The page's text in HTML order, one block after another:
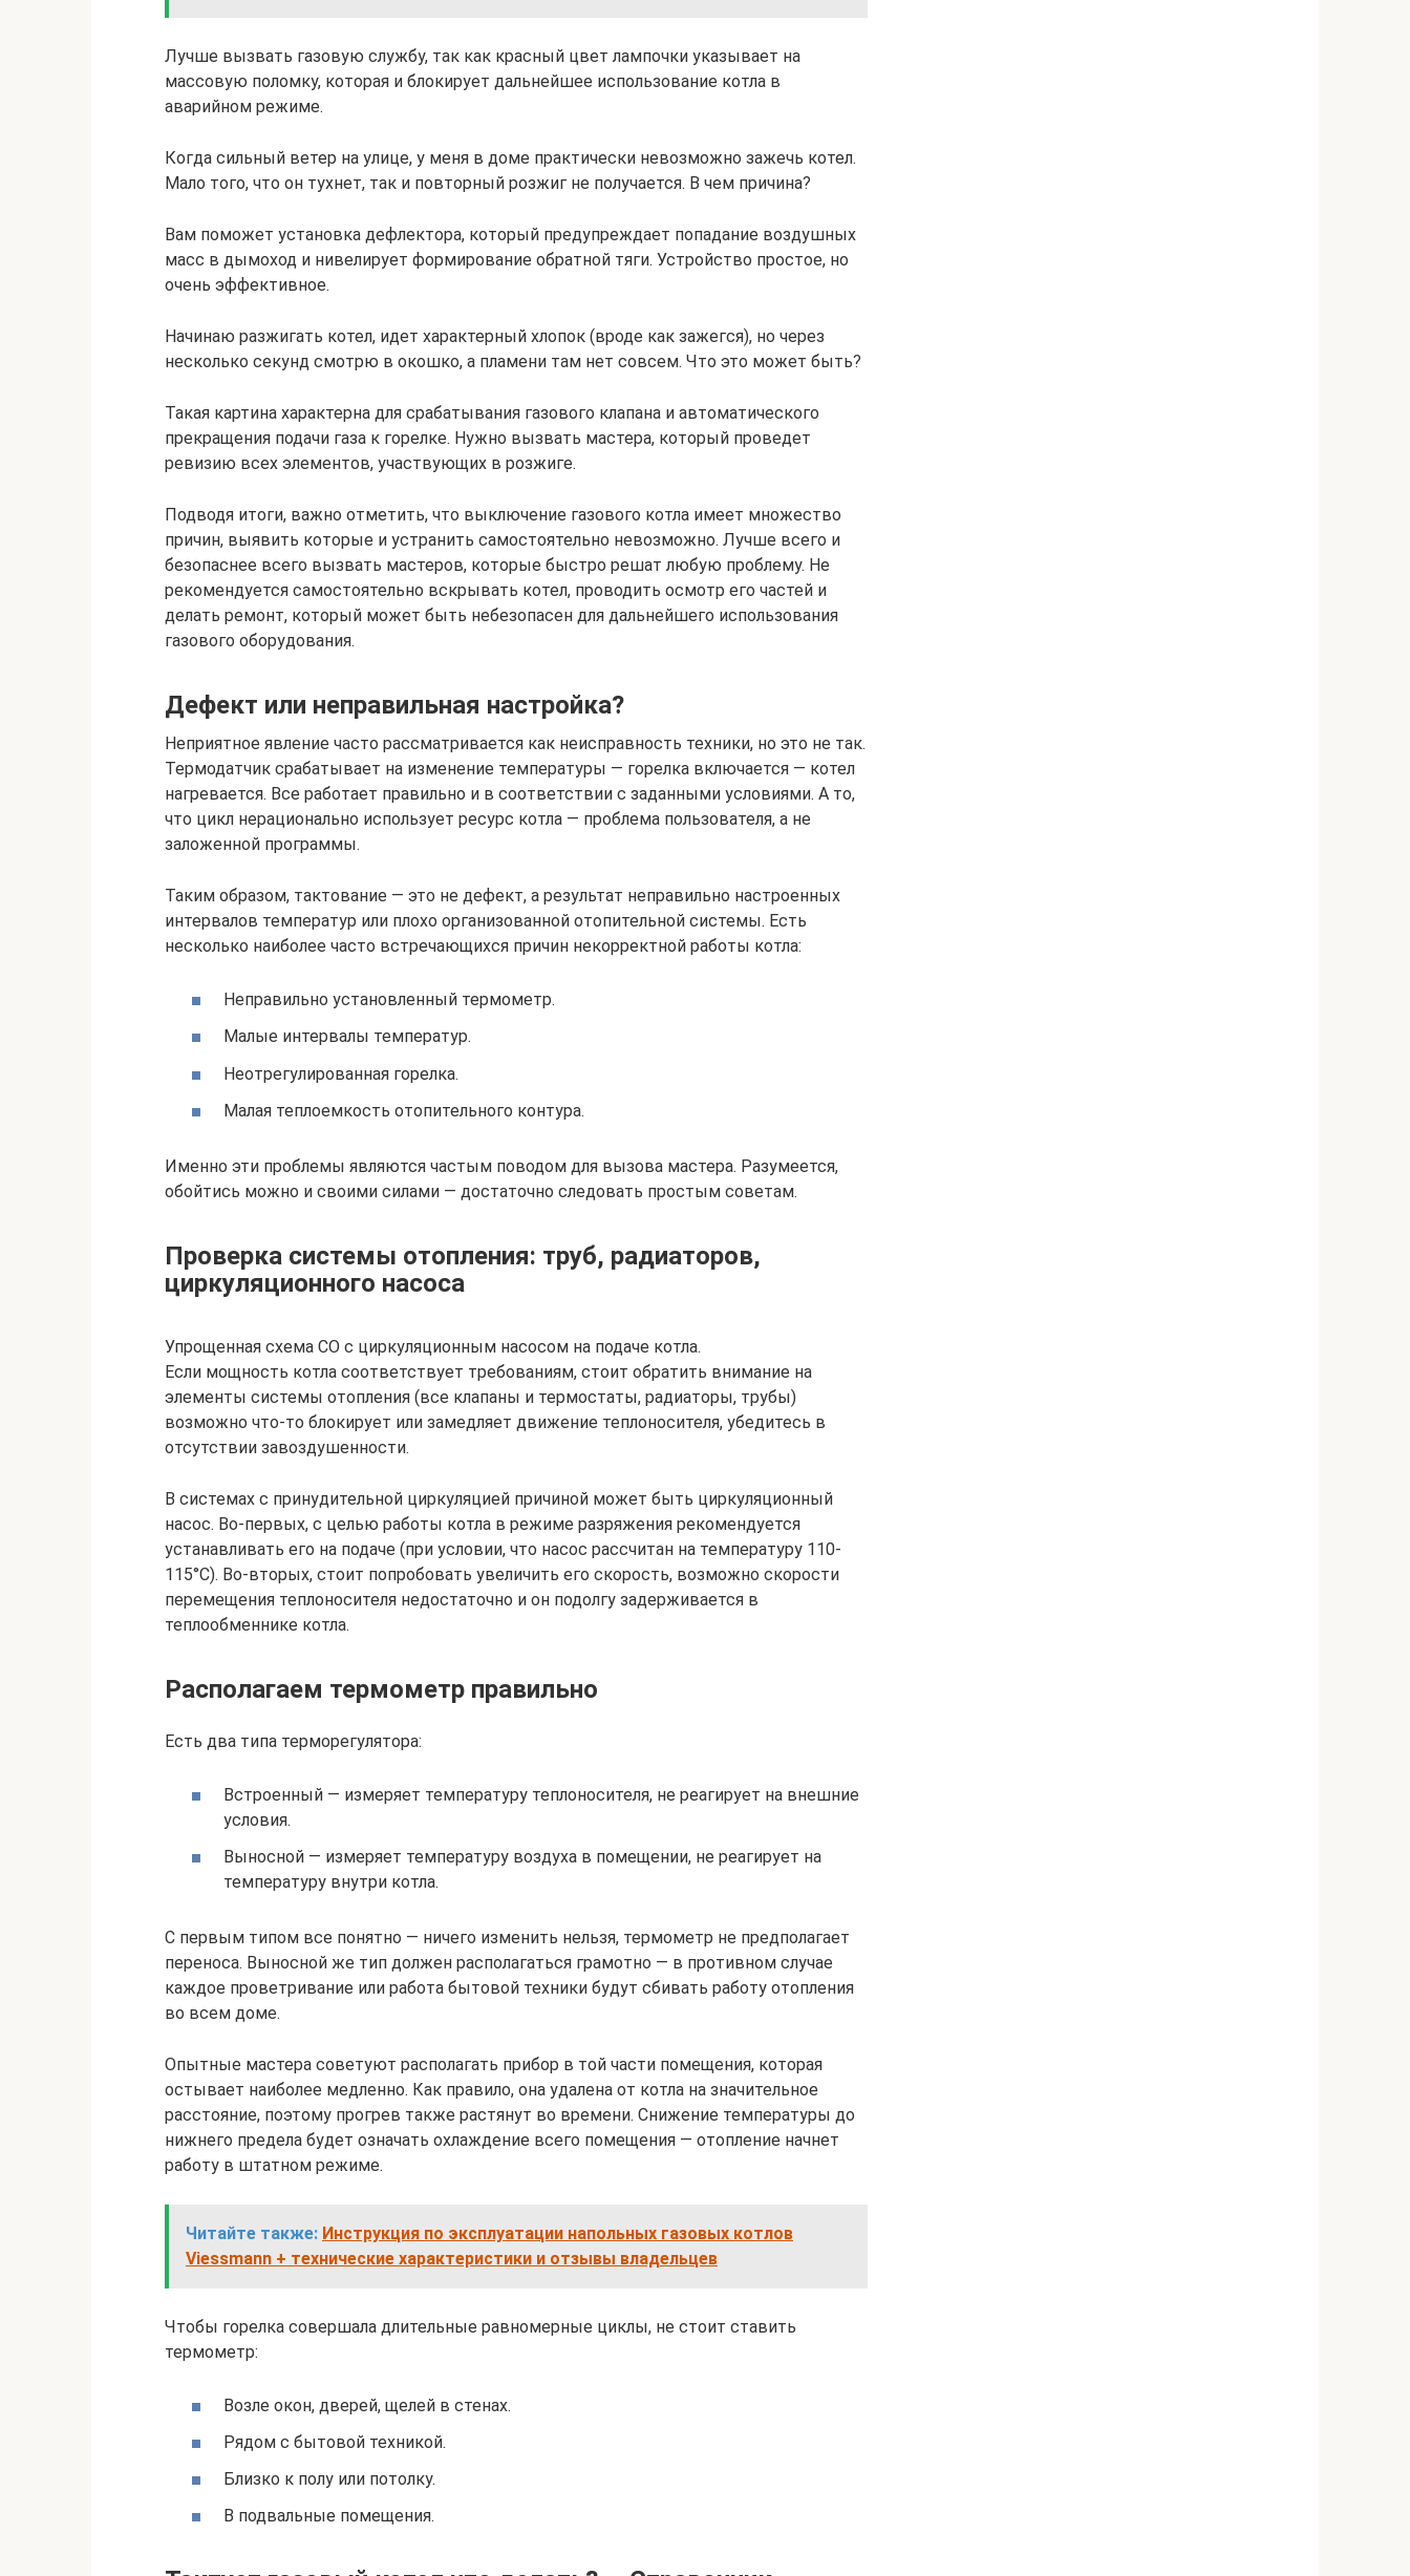
Лучше вызвать газовую службу, так как красный цвет лампочки указывает на
массовую поломку, которая и блокирует дальнейшее использование котла в
аварийном режиме.
Когда сильный ветер на улице, у меня в доме практически невозможно зажечь котел.
Мало того, что он тухнет, так и повторный розжиг не получается. В чем причина?
Вам поможет установка дефлектора, который предупреждает попадание воздушных
масс в дымоход и нивелирует формирование обратной тяги. Устройство простое, но
очень эффективное.
Начинаю разжигать котел, идет характерный хлопок (вроде как зажегся), но через
несколько секунд смотрю в окошко, а пламени там нет совсем. Что это может быть?
Такая картина характерна для срабатывания газового клапана и автоматического
прекращения подачи газа к горелке. Нужно вызвать мастера, который проведет
ревизию всех элементов, участвующих в розжиге.
Подводя итоги, важно отметить, что выключение газового котла имеет множество
причин, выявить которые и устранить самостоятельно невозможно. Лучше всего и
безопаснее всего вызвать мастеров, которые быстро решат любую проблему. Не
рекомендуется самостоятельно вскрывать котел, проводить осмотр его частей и
делать ремонт, который может быть небезопасен для дальнейшего использования
газового оборудования.
Дефект или неправильная настройка?
Неприятное явление часто рассматривается как неисправность техники, но это не так.
Термодатчик срабатывает на изменение температуры — горелка включается — котел
нагревается. Все работает правильно и в соответствии с заданными условиями. А то,
что цикл нерационально использует ресурс котла — проблема пользователя, а не
заложенной программы.
Таким образом, тактование — это не дефект, а результат неправильно настроенных
интервалов температур или плохо организованной отопительной системы. Есть
несколько наиболее часто встречающихся причин некорректной работы котла:
Неправильно установленный термометр.
Малые интервалы температур.
Неотрегулированная горелка.
Малая теплоемкость отопительного контура.
Именно эти проблемы являются частым поводом для вызова мастера. Разумеется,
обойтись можно и своими силами — достаточно следовать простым советам.
Проверка системы отопления: труб, радиаторов,
циркуляционного насоса
Упрощенная схема СО с циркуляционным насосом на подаче котла.
Если мощность котла соответствует требованиям, стоит обратить внимание на
элементы системы отопления (все клапаны и термостаты, радиаторы, трубы)
возможно что-то блокирует или замедляет движение теплоносителя, убедитесь в
отсутствии завоздушенности.
В системах с принудительной циркуляцией причиной может быть циркуляционный
насос. Во-первых, с целью работы котла в режиме разряжения рекомендуется
устанавливать его на подаче (при условии, что насос рассчитан на температуру 110-
115°C). Во-вторых, стоит попробовать увеличить его скорость, возможно скорости
перемещения теплоносителя недостаточно и он подолгу задерживается в
теплообменнике котла.
Располагаем термометр правильно
Есть два типа терморегулятора:
Встроенный — измеряет температуру теплоносителя, не реагирует на внешние
условия.
Выносной — измеряет температуру воздуха в помещении, не реагирует на
температуру внутри котла.
С первым типом все понятно — ничего изменить нельзя, термометр не предполагает
переноса. Выносной же тип должен располагаться грамотно — в противном случае
каждое проветривание или работа бытовой техники будут сбивать работу отопления
во всем доме.
Опытные мастера советуют располагать прибор в той части помещения, которая
остывает наиболее медленно. Как правило, она удалена от котла на значительное
расстояние, поэтому прогрев также растянут во времени. Снижение температуры до
нижнего предела будет означать охлаждение всего помещения — отопление начнет
работу в штатном режиме.
Читайте также: Инструкция по эксплуатации напольных газовых котлов
Viessmann + технические характеристики и отзывы владельцев
Чтобы горелка совершала длительные равномерные циклы, не стоит ставить
термометр:
Возле окон, дверей, щелей в стенах.
Рядом с бытовой техникой.
Близко к полу или потолку.
В подвальные помещения.